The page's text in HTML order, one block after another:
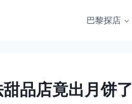
巴黎探店
品店竟出月饼了